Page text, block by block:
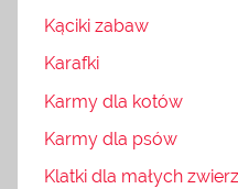
Kąciki zabaw
Karafki
Karmy dla kotów
Karmy dla psów
Klatki dla małych